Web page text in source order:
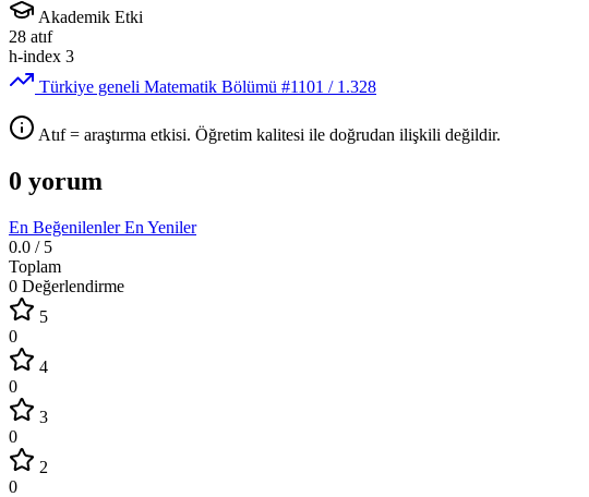
Akademik Etki
28 atıf
h-index 3
Türkiye geneli Matematik Bölümü #1101 / 1.328
Atıf = araştırma etkisi. Öğretim kalitesi ile doğrudan ilişkili değildir.
0 yorum
En BeğenilenlerEn Yeniler
0.0 / 5
Toplam
0 Değerlendirme
5
0
4
0
3
0
2
0